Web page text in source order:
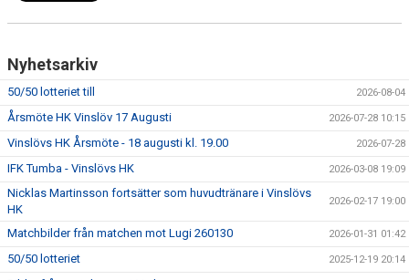
Nyhetsarkiv
50/50 lotteriet till 2026-08-04
Årsmöte HK Vinslöv 17 Augusti 2026-07-28 10:15
Vinslövs HK Årsmöte - 18 augusti kl. 19.00 2026-07-28
IFK Tumba - Vinslövs HK 2026-03-08 19:09
Nicklas Martinsson fortsätter som huvudtränare i Vinslövs
HK
2026-02-17 19:00
Matchbilder från matchen mot Lugi 260130 2026-01-31 01:42
50/50 lotteriet 2025-12-19 20:14